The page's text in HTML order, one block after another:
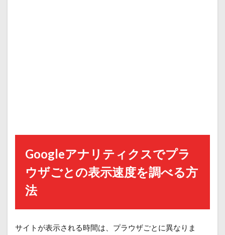
Googleアナリティクスでプラ
ウザごとの表示速度を調べる方
法
サイトが表示される時間は、プラウザごとに異なりま